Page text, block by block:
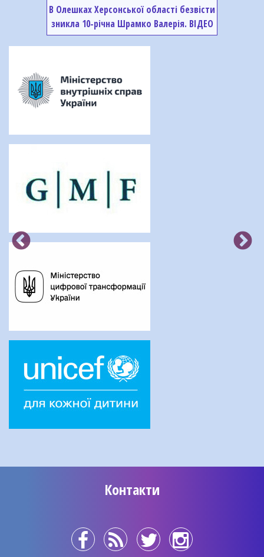
В Олешках Херсонської області безвісти
зникла 10-річна Шрамко Валерія. ВІДЕО
Контакти